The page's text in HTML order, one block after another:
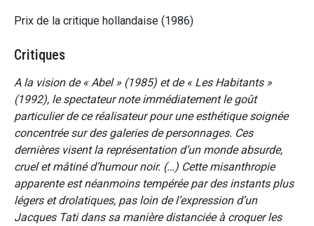
Prix de la critique hollandaise (1986)
Critiques
A la vision de « Abel » (1985) et de « Les Habitants »
(1992), le spectateur note immédiatement le goût
particulier de ce réalisateur pour une esthétique soignée
concentrée sur des galeries de personnages. Ces
dernières visent la représentation d’un monde absurde,
cruel et mâtiné d’humour noir. (…) Cette misanthropie
apparente est néanmoins tempérée par des instants plus
légers et drolatiques, pas loin de l’expression d’un
Jacques Tati dans sa manière distanciée à croquer les